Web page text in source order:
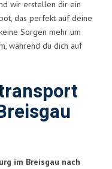
wir erstellen dir ein
das perfekt auf deine
Sorgen mehr um
während du dich auf
im Breisgau nach